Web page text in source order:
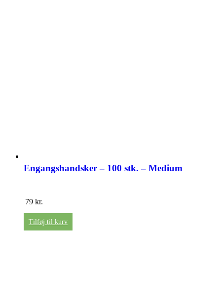
Engangshandsker – 100 stk. – Medium
79 kr.
Tilføj til kurv